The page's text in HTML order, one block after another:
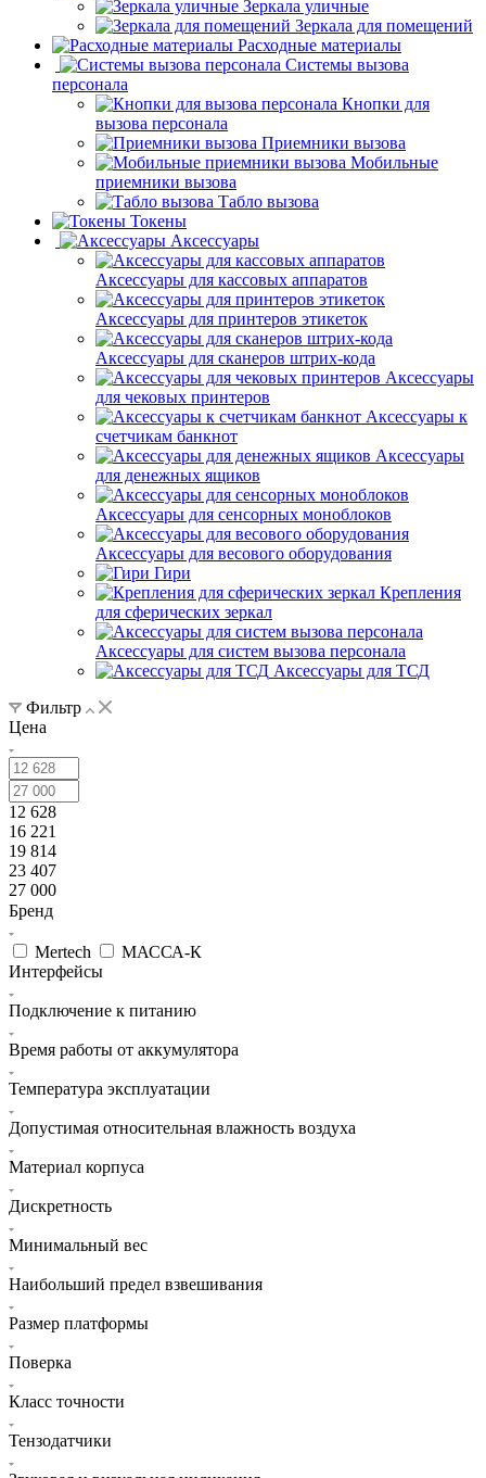
Зеркала уличные
Зеркала для помещений
Расходные материалы
Системы вызова
персонала
Кнопки для
вызова персонала
Приемники вызова
Мобильные
приемники вызова
Табло вызова
Токены
Аксессуары
Аксессуары для кассовых аппаратов
Аксессуары для принтеров этикеток
Аксессуары для сканеров штрих-кода
Аксессуары
для чековых принтеров
Аксессуары к
счетчикам банкнот
Аксессуары
для денежных ящиков
Аксессуары для сенсорных моноблоков
Аксессуары для весового оборудования
Гири
Крепления
для сферических зеркал
Аксессуары для систем вызова персонала
Аксессуары для ТСД
Фильтр
Цена
12 628
16 221
19 814
23 407
27 000
Бренд
Mertech
МАССА-К
Интерфейсы
Подключение к питанию
Время работы от аккумулятора
Температура эксплуатации
Допустимая относительная влажность воздуха
Материал корпуса
Дискретность
Минимальный вес
Наибольший предел взвешивания
Размер платформы
Поверка
Класс точности
Тензодатчики